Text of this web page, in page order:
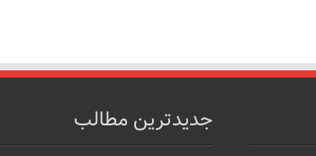
جدیدترین مطالب